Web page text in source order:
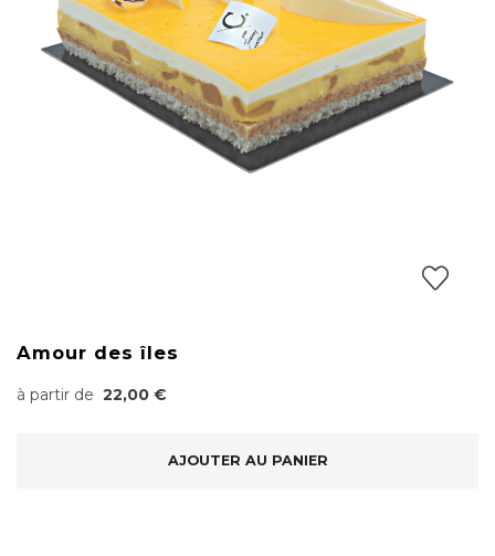
Amour des îles
à partir de 22,00 €
AJOUTER AU PANIER